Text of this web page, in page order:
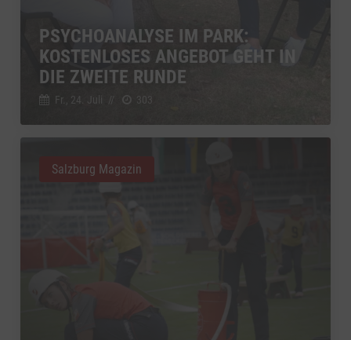
PSYCHOANALYSE IM PARK:
KOSTENLOSES ANGEBOT GEHT IN
DIE ZWEITE RUNDE
Fr., 24. Juli 303
Salzburg Magazin